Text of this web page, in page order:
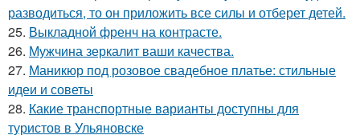
разводиться, то он приложить все силы и отберет детей.
25. Выкладной френч на контрасте.
26. Мужчина зеркалит ваши качества.
27. Маникюр под розовое свадебное платье: стильные
идеи и советы
28. Какие транспортные варианты доступны для
туристов в Ульяновске